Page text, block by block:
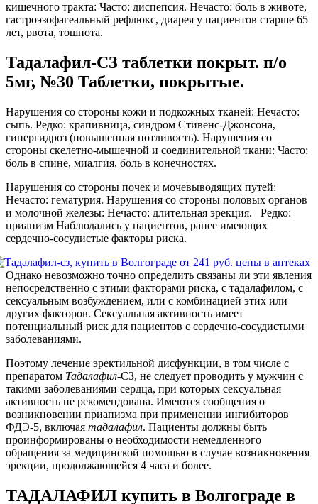
кишечного тракта: Часто: диспепсия. Нечасто: боль в животе,
гастроэзофагеальный рефлюкс, диарея у пациентов старше 65
лет, рвота, тошнота.
Тадалафил-СЗ таблетки покрыт. п/о
5мг, №30 Таблетки, покрытые.
Нарушения со стороны кожи и подкожных тканей: Нечасто:
сыпь. Редко: крапивница, синдром Стивенс-Джонсона,
гипергидроз (повышенная потливость). Нарушения со
стороны скелетно-мышечной и соединительной ткани: Часто:
боль в спине, миалгия, боль в конечностях.
Нарушения со стороны почек и мочевыводящих путей:
Нечасто: гематурия. Нарушения со стороны половых органов
и молочной железы: Нечасто: длительная эрекция. Редко:
приапизм Наблюдались у пациентов, ранее имеющих
сердечно-сосудистые факторы риска.
Однако невозможно точно определить связаны ли эти явления
непосредственно с этими факторами риска, с тадалафилом, с
сексуальным возбуждением, или с комбинацией этих или
других факторов. Сексуальная активность имеет
потенциальный риск для пациентов с сердечно-сосудистыми
заболеваниями.
Поэтому лечение эректильной дисфункции, в том числе с
препаратом Тадалафил-СЗ, не следует проводить у мужчин с
такими заболеваниями сердца, при которых сексуальная
активность не рекомендована. Имеются сообщения о
возникновении приапизма при применении ингибиторов
ФДЭ-5, включая тадалафил. Пациенты должны быть
проинформированы о необходимости немедленного
обращения за медицинской помощью в случае возникновения
эрекции, продолжающейся 4 часа и более.
ТАДАЛАФИЛ купить в Волгограде в